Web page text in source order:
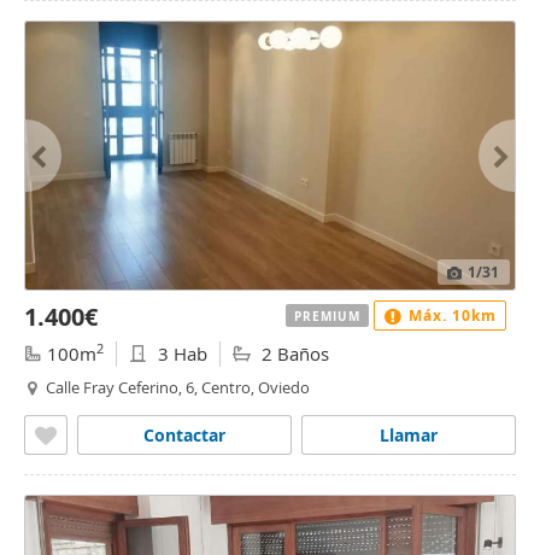
1/31
1.400€
100m2 3 Hab 2 Baños
Calle Fray Ceferino, 6, Centro, Oviedo
Llamar
Contactar
PREMIUM Máx. 10km